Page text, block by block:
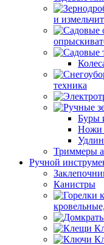
и
техника
Буры
Ножи
Триммеры
Ручной
Канистры